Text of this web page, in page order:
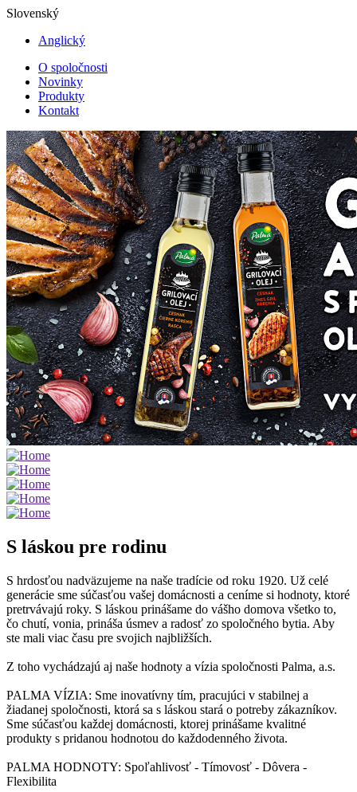
Slovenský
Anglický
O spoločnosti
Novinky
Produkty
Kontakt
S láskou pre rodinu
S hrdosťou nadväzujeme na naše tradície od roku 1920. Už celé
generácie sme súčasťou vašej domácnosti a ceníme si hodnoty, ktoré
pretrvávajú roky. S láskou prinášame do vášho domova všetko to,
čo chutí, vonia, prináša úsmev a radosť zo spoločného bytia. Aby
ste mali viac času pre svojich najbližších.
Z toho vychádzajú aj naše hodnoty a vízia spoločnosti Palma, a.s.
PALMA VÍZIA: Sme inovatívny tím, pracujúci v stabilnej a
žiadanej spoločnosti, ktorá sa s láskou stará o potreby zákazníkov.
Sme súčasťou každej domácnosti, ktorej prinášame kvalitné
produkty s pridanou hodnotou do každodenného života.
PALMA HODNOTY: Spoľahlivosť - Tímovosť - Dôvera -
Flexibilita